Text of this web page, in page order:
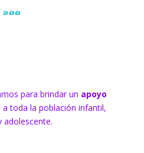
…
para brindar un apoyo
a toda la población infantil,
adolescente.